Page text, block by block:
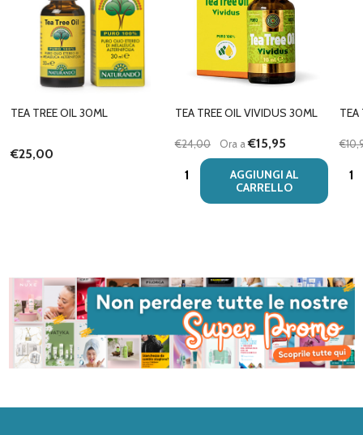
TEA TREE OIL 30ML
€25,00
TEA TREE OIL VIVIDUS 30ML
€24,00 Ora a€15,95
Quantità:
AGGIUNGI AL
CARRELLO
TEA